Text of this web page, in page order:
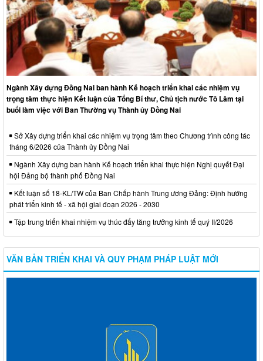
Ngành Xây dựng Đồng Nai ban hành Kế hoạch triển khai các nhiệm vụ
trọng tâm thực hiện Kết luận của Tổng Bí thư, Chủ tịch nước Tô Lâm tại
buổi làm việc với Ban Thường vụ Thành ủy Đồng Nai
Sở Xây dựng triển khai các nhiệm vụ trọng tâm theo Chương trình công tác
tháng 6/2026 của Thành ủy Đồng Nai
Ngành Xây dựng ban hành Kế hoạch triển khai thực hiện Nghị quyết Đại
hội Đảng bộ thành phố Đồng Nai
Kết luận số 18-KL/TW của Ban Chấp hành Trung ương Đảng: Định hướng
phát triển kinh tế - xã hội giai đoạn 2026 - 2030
Tập trung triển khai nhiệm vụ thúc đẩy tăng trưởng kinh tế quý II/2026
VĂN BẢN TRIỂN KHAI VÀ QUY PHẠM PHÁP LUẬT MỚI